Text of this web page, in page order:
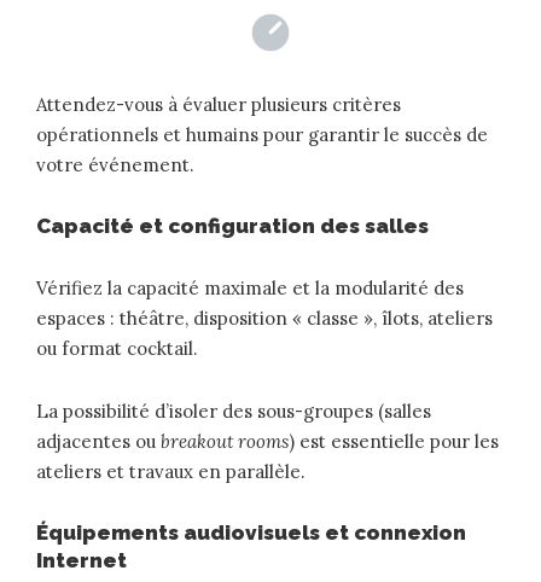
Attendez-vous à évaluer plusieurs critères
opérationnels et humains pour garantir le succès de
votre événement.
Capacité et configuration des salles
Vérifiez la capacité maximale et la modularité des
espaces : théâtre, disposition « classe », îlots, ateliers
ou format cocktail.
La possibilité d’isoler des sous-groupes (salles
adjacentes ou breakout rooms) est essentielle pour les
ateliers et travaux en parallèle.
Équipements audiovisuels et connexion
Internet